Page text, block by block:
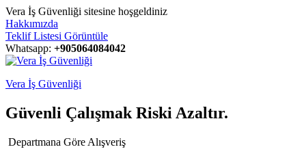
Vera İş Güvenliği sitesine hoşgeldiniz
Hakkımızda
Teklif Listesi Görüntüle
Whatsapp: +905064084042
Vera İş Güvenliği
Güvenli Çalışmak Riski Azaltır.
Departmana Göre Alışveriş